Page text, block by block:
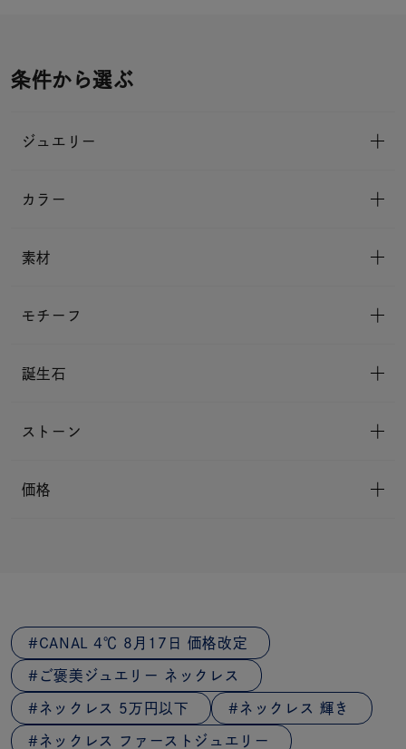
条件から選ぶ
ジュエリー
カラー
素材
モチーフ
誕生石
ストーン
価格
CANAL 4℃ 8月17日 価格改定
ご褒美ジュエリー ネックレス
ネックレス 5万円以下 ネックレス 輝き
ネックレス ファーストジュエリー